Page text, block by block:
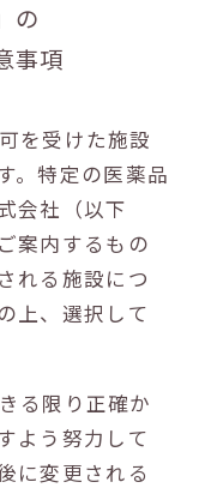
の
事項
を受けた施設
。特定の医薬品
会社（以下
案内するもの
れる施設につ
上、選択して
る限り正確か
よう努力して
に変更される